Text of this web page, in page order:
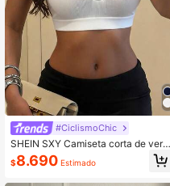
#CiclismoChic
SHEIN SXY Camiseta corta de vera
no de color sólido
$8.690 Estimado